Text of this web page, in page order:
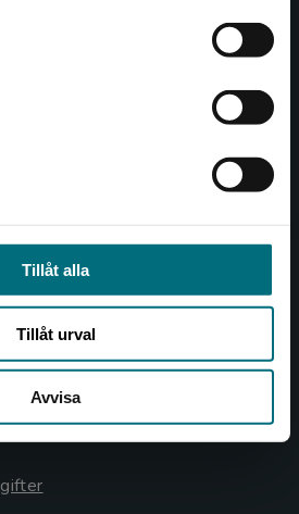
Tillåt alla
Tillåt urval
Avvisa